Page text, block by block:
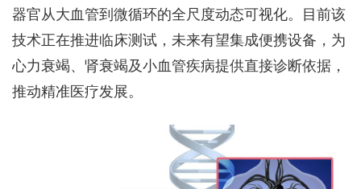
器官从大血管到微循环的全尺度动态可视化。目前该
技术正在推进临床测试，未来有望集成便携设备，为
心力衰竭、肾衰竭及小血管疾病提供直接诊断依据，
推动精准医疗发展。